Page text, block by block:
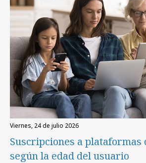
viernes, 24 de julio 2026
Suscripciones a plataformas
según la edad del usuario